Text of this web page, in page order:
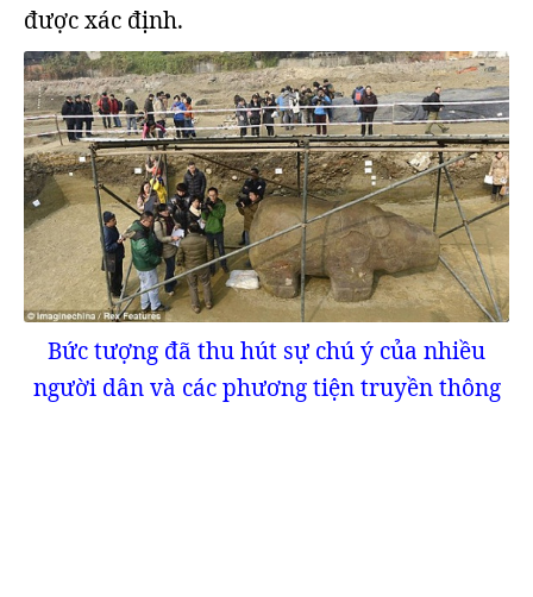
được xác định.
Bức tượng đã thu hút sự chú ý của nhiều
người dân và các phương tiện truyền thông